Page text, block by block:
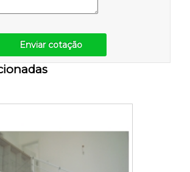
Enviar cotação